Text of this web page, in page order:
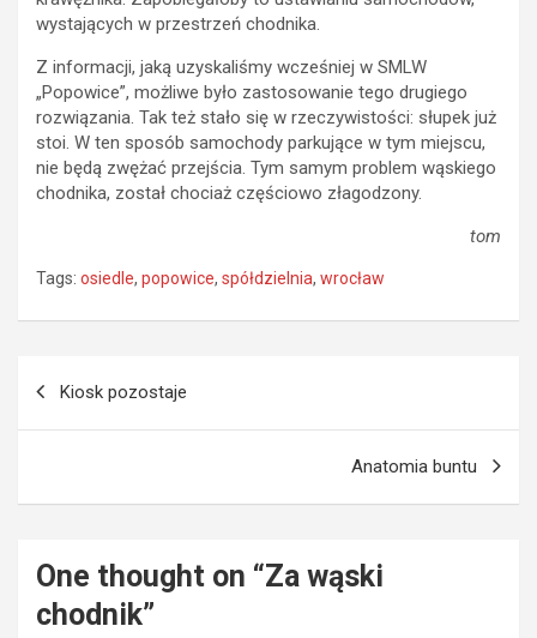
wystających w przestrzeń chodnika.
Z informacji, jaką uzyskaliśmy wcześniej w SMLW
„Popowice”, możliwe było zastosowanie tego drugiego
rozwiązania. Tak też stało się w rzeczywistości: słupek już
stoi. W ten sposób samochody parkujące w tym miejscu,
nie będą zwężać przejścia. Tym samym problem wąskiego
chodnika, został chociaż częściowo złagodzony.
tom
Tags: osiedle, popowice, spółdzielnia, wrocław
Kiosk pozostaje
Anatomia buntu
One thought on “Za wąski
chodnik”